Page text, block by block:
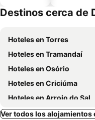
Destinos cerca de
Hoteles en Torres
Hoteles en Tramandaí
Hoteles en Osório
Hoteles en Criciúma
Hoteles en Arroio do Sal
Ver todos los alojamientos